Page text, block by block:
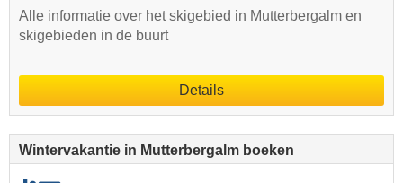
Alle informatie over het skigebied in Mutterbergalm en
skigebieden in de buurt
Details
Wintervakantie in Mutterbergalm boeken